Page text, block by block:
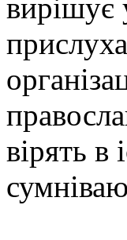
вирішує
вірять